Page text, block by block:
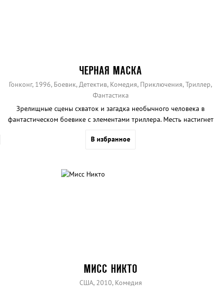
ЧЕРНАЯ МАСКА
Гонконг, 1996, Боевик, Детектив, Комедия, Приключения, Триллер,
Фантастика
Зрелищные сцены схваток и загадка необычного человека в
фантастическом боевике с элементами триллера. Месть настигнет
В избранное
МИСС НИКТО
США, 2010, Комедия